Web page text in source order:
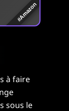
#Amazon
à faire
sous le